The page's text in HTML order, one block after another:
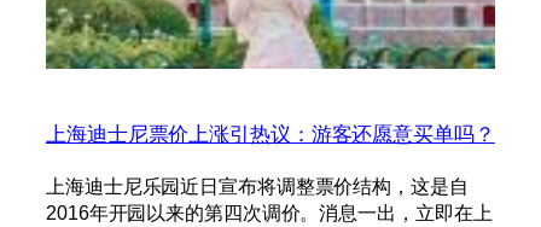
上海迪士尼票价上涨引热议：游客还愿意买单吗？
上海迪士尼乐园近日宣布将调整票价结构，这是自
2016年开园以来的第四次调价。消息一出，立即在上